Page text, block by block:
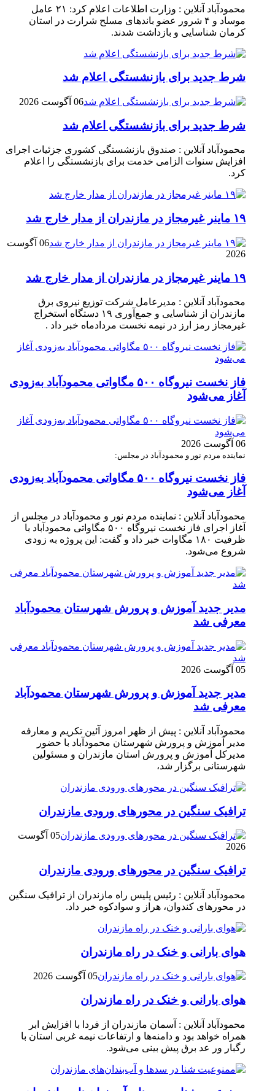
محمودآباد آنلاین : وزارت اطلاعات اعلام کرد: ۲۱ عامل
موساد و ۴ شرور عضو باند‌های مسلح شرارت در استان
کرمان شناسایی و بازداشت شدند.
شرط جدید برای بازنشستگی اعلام شد
06 آگوست 2026
شرط جدید برای بازنشستگی اعلام شد
محمودآباد آنلاین : صندوق بازنشستگی کشوری جزئیات اجرای
افزایش سنوات الزامی خدمت برای بازنشستگی را اعلام
کرد.
۱۹ ماینر غیرمجاز در مازندران از مدار خارج شد
06 آگوست
2026
۱۹ ماینر غیرمجاز در مازندران از مدار خارج شد
محمودآباد آنلاین : مدیرعامل شرکت توزیع نیروی برق
مازندران از شناسایی و جمع‌آوری ۱۹ دستگاه استخراج
غیرمجاز رمز ارز در نیمه نخست مردادماه خبر داد .
فاز نخست نیروگاه ۵۰۰ مگاواتی محمودآباد به‌زودی
آغاز می‌شود
06 آگوست 2026
نماینده مردم نور و محمودآباد در مجلس:
فاز نخست نیروگاه ۵۰۰ مگاواتی محمودآباد به‌زودی
آغاز می‌شود
محمودآباد آنلاین : نماینده مردم نور و محمودآباد در مجلس از
آغاز اجرای فاز نخست نیروگاه ۵۰۰ مگاواتی محمودآباد با
ظرفیت ۱۸۰ مگاوات خبر داد و گفت: این پروژه به زودی
شروع می‌شود.
مدیر جدید آموزش و پرورش شهرستان محمودآباد
معرفی شد
05 آگوست 2026
مدیر جدید آموزش و پرورش شهرستان محمودآباد
معرفی شد
محمودآباد آنلاین : پیش از ظهر امروز آئین تکریم و معارفه
مدیر آموزش و پرورش شهرستان محمودآباد با حضور
مدیرکل آموزش و پرورش استان مازندران و مسئولین
شهرستانی برگزار شد،
ترافیک سنگین در محور‌های ورودی مازندران
05 آگوست
2026
ترافیک سنگین در محور‌های ورودی مازندران
محمودآباد آنلاین : رئیس پلیس راه مازندران از ترافیک سنگین
در محور‌های کندوان، هراز و سوادکوه خبر داد.
هوای بارانی و خنک در راه مازندران
05 آگوست 2026
هوای بارانی و خنک در راه مازندران
محمودآباد آنلاین : آسمان مازندران از فردا با افزایش ابر
همراه خواهد بود و دامنه‌ها و ارتفاعات نیمه غربی استان با
رگبار ور عد برق پیش بینی می‌شود.